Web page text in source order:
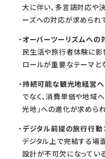
大に伴い、多言語対応や
ーズへの対応が求められ
オーバーツーリズムへの
民生活や旅行者体験に影
ロールが重要なテーマと
持続可能な観光地経営
でなく、消費単価や地域
光地」への進化が求めら
デジタル前提の旅行行動
デジタル上で完結する場
設計が不可欠になってい